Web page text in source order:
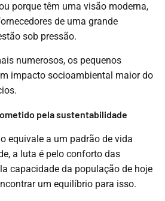
porque têm uma visão moderna,
de uma grande
sob pressão.
numerosos, os pequenos
impacto socioambiental maior do
pela sustentabilidade
equivale a um padrão de vida
a luta é pelo conforto das
capacidade da população de hoje
um equilíbrio para isso.